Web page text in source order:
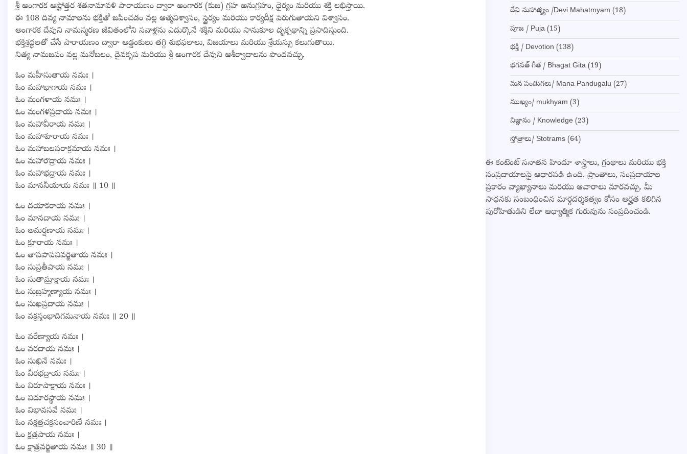
శ్రీ అంగారక అష్టోత్తర శతనామావళి పారాయణం ద్వారా అంగారక (కుజ) గ్రహ అనుగ్రహం, ధైర్యం మరియు శక్తి లభిస్తాయి.
ఈ 108 దివ్య నామాలను భక్తితో జపించడం వల్ల ఆత్మవిశ్వాసం, స్థైర్యం మరియు కార్యదీక్ష పెరుగుతాయని విశ్వాసం.
అంగారక దేవుని నామస్మరణ జీవితంలోని సవాళ్లను ఎదుర్కొనే శక్తిని మరియు సానుకూల దృక్పథాన్ని ప్రసాదిస్తుంది.
భక్తిశ్రద్ధలతో చేసే పారాయణం ద్వారా అడ్డంకులు తగ్గి శుభఫలాలు, విజయాలు మరియు శ్రేయస్సు కలుగుతాయి.
నిత్య నామజపం వల్ల మనోబలం, దైవకృప మరియు శ్రీ అంగారక దేవుని ఆశీర్వాదాలను పొందవచ్చు.
ఓం మహీసుతాయ నమః ।
ఓం మహాభాగాయ నమః ।
ఓం మంగళాయ నమః ।
ఓం మంగళప్రదాయ నమః ।
ఓం మహావీరాయ నమః ।
ఓం మహాశూరాయ నమః ।
ఓం మహాబలపరాక్రమాయ నమః ।
ఓం మహారౌద్రాయ నమః ।
ఓం మహాభద్రాయ నమః ।
ఓం మాననీయాయ నమః ॥ 10 ॥
ఓం దయాకరాయ నమః ।
ఓం మానదాయ నమః ।
ఓం అమర్షణాయ నమః ।
ఓం క్రూరాయ నమః ।
ఓం తాపపాపవివర్జితాయ నమః ।
ఓం సుప్రతీపాయ నమః ।
ఓం సుతామ్రాక్షాయ నమః ।
ఓం సుబ్రహ్మణ్యాయ నమః ।
ఓం సుఖప్రదాయ నమః ।
ఓం వక్రస్తంభాదిగమనాయ నమః ॥ 20 ॥
ఓం వరేణ్యాయ నమః ।
ఓం వరదాయ నమః ।
ఓం సుఖినే నమః ।
ఓం వీరభద్రాయ నమః ।
ఓం విరూపాక్షాయ నమః ।
ఓం విదూరస్థాయ నమః ।
ఓం విభావసవే నమః ।
ఓం నక్షత్రచక్రసంచారిణే నమః ।
ఓం క్షత్రపాయ నమః ।
ఓం క్షాత్రవర్జితాయ నమః ॥ 30 ॥
దేవి మహాత్మ్యం /Devi Mahatmyam (18)
పూజ / Puja(15)
భక్తి / Devotion (138)
భగవత్ గీత / Bhagat Gita(19)
మన పండుగలు/ Mana Pandugalu (27)
ముఖ్యం/ mukhyam (3)
విజ్ఞానం / Knowledge (23)
స్తోత్రాలు/ Stotrams(64)
ఈ కంటెంట్ సనాతన హిందూ శాస్త్రాలు, గ్రంథాలు మరియు భక్తి
సంప్రదాయాలపై ఆధారపడి ఉంది. ప్రాంతాలు, సంప్రదాయాల
ప్రకారం వ్యాఖ్యానాలు మరియు ఆచారాలు మారవచ్చు. మీ
సాధనకు సంబంధించిన మార్గదర్శకత్వం కోసం అర్హత కలిగిన
పురోహితుడిని లేదా ఆధ్యాత్మిక గురువును సంప్రదించండి.